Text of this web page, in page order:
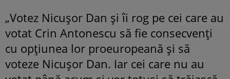
„Votez Nicușor Dan și îi rog pe cei care au
votat Crin Antonescu să fie consecvenți
cu opțiunea lor proeuropeană și să
voteze Nicușor Dan. Iar cei care nu au